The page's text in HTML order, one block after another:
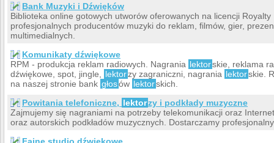
Bank Muzyki i Dźwięków
Biblioteka online gotowych utworów oferowanych na licencji
profesjonalnych producentów muzyki do reklam, filmów, gier,
multimedialnych.
Komunikaty dźwiękowe
RPM - produkcja reklam radiowych. Nagrania lektorskie, reklama
dźwiękowe, spot, jingle,
lektorzy zagraniczni, nagrania lektorskie.
na naszej stronie bank głosów lektorskich.
Powitania telefoniczne, lektorzy i podkłady muzyczne
Zajmujemy się nagraniami na potrzeby telekomunikacji oraz
oraz autorskich podkładów muzycznych. Dostarczamy